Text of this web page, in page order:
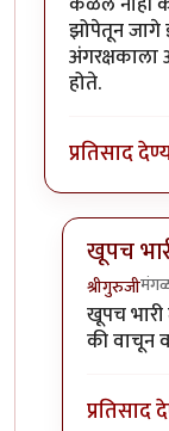
झोपेतून जागे
अंगरक्षकाला
होते.
प्रतिसाद
खूपच
श्रीगुरुजी
In reply
खूपच भारी
की वाचून
प्रतिसाद